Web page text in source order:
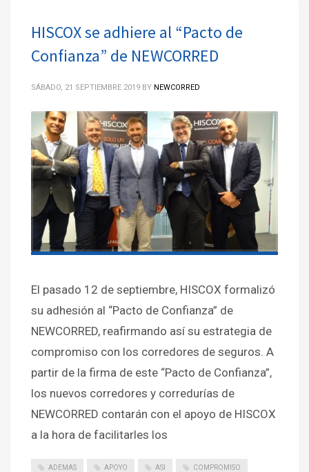
HISCOX se adhiere al “Pacto de
Confianza” de NEWCORRED
SÁBADO, 21 SEPTIEMBRE 2019 BY NEWCORRED
El pasado 12 de septiembre, HISCOX formalizó
su adhesión al “Pacto de Confianza” de
NEWCORRED, reafirmando así su estrategia de
compromiso con los corredores de seguros. A
partir de la firma de este “Pacto de Confianza”,
los nuevos corredores y corredurías de
NEWCORRED contarán con el apoyo de HISCOX
a la hora de facilitarles los
ADEMAS APOYO ASI COMPROMISO